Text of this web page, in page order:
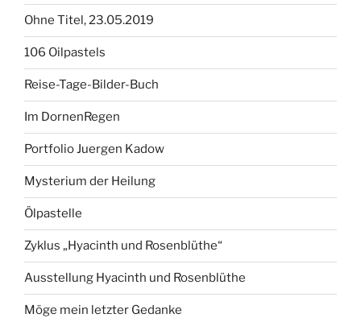
Ohne Titel, 23.05.2019
106 Oilpastels
Reise-Tage-Bilder-Buch
Im DornenRegen
Portfolio Juergen Kadow
Mysterium der Heilung
Ölpastelle
Zyklus „Hyacinth und Rosenblüthe“
Ausstellung Hyacinth und Rosenblüthe
Möge mein letzter Gedanke